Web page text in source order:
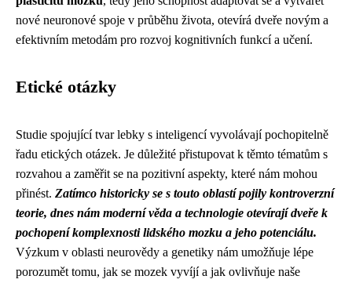
nové neuronové spoje v průběhu života, otevírá dveře novým a
efektivním metodám pro rozvoj kognitivních funkcí a učení.
Etické otázky
Studie spojující tvar lebky s inteligencí vyvolávají pochopitelně
řadu etických otázek. Je důležité přistupovat k těmto tématům s
rozvahou a zaměřit se na pozitivní aspekty, které nám mohou
přinést. Zatímco historicky se s touto oblastí pojily kontroverzní
teorie, dnes nám moderní věda a technologie otevírají dveře k
pochopení komplexnosti lidského mozku a jeho potenciálu.
Výzkum v oblasti neurovědy a genetiky nám umožňuje lépe
porozumět tomu, jak se mozek vyvíjí a jak ovlivňuje naše